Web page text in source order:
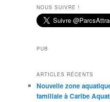
NOUS SUIVRE !
PUB
ARTICLES RÉCENTS
Nouvelle zone
familiale à Caribe